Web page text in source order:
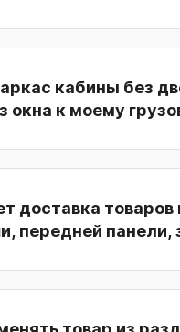
кабины без
окна к моему
доставка товаров
передней панели,